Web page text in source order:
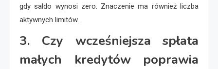
gdy saldo wynosi zero. Znaczenie ma również liczba
aktywnych limitów.
3. Czy wcześniejsza spłata
małych kredytów poprawia